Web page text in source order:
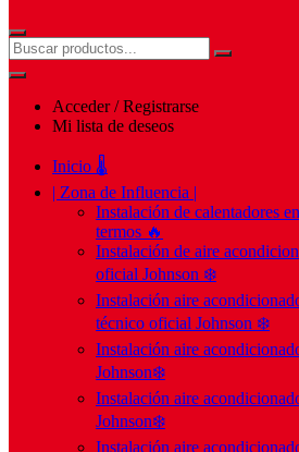
Acceder / Registrarse
Mi lista de deseos
Inicio 🌡️
| Zona de Influencia |
Instalación de calentadores
termos 🔥
Instalación de aire
oficial Johnson ❄️
Instalación aire
técnico oficial Johnson ❄️
Instalación aire
Johnson❄️
Instalación aire
Johnson❄️
Instalación aire